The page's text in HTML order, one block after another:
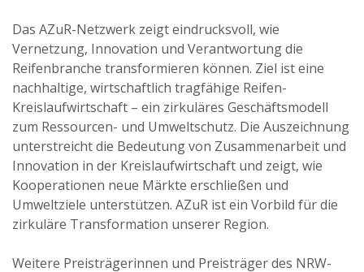
Das AZuR-Netzwerk zeigt eindrucksvoll, wie
Vernetzung, Innovation und Verantwortung die
Reifenbranche transformieren können. Ziel ist eine
nachhaltige, wirtschaftlich tragfähige Reifen-
Kreislaufwirtschaft – ein zirkuläres Geschäftsmodell
zum Ressourcen- und Umweltschutz. Die Auszeichnung
unterstreicht die Bedeutung von Zusammenarbeit und
Innovation in der Kreislaufwirtschaft und zeigt, wie
Kooperationen neue Märkte erschließen und
Umweltziele unterstützen. AZuR ist ein Vorbild für die
zirkuläre Transformation unserer Region.
Weitere Preisträgerinnen und Preisträger des NRW-